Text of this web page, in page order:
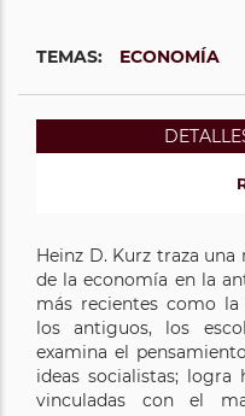
TEMAS: ECONOMÍA
Heinz D. Kurz traza
de la economía en la
más recientes como
los antiguos, los
examina el
ideas socialistas; logra
vinculadas con el